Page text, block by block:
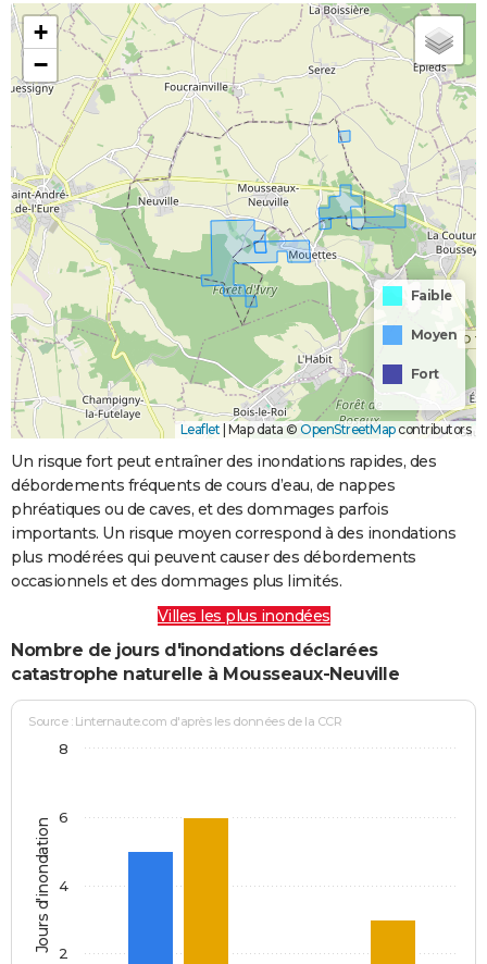
+
−
Faible
Moyen
Fort
Leaflet | Map data © OpenStreetMapcontributors
Un risque fort peut entraîner des inondations rapides, des
débordements fréquents de cours d’eau, de nappes
phréatiques ou de caves, et des dommages parfois
importants. Un risque moyen correspond à des inondations
plus modérées qui peuvent causer des débordements
occasionnels et des dommages plus limités.
Villes les plus inondées
Nombre de jours d'inondations déclarées
catastrophe naturelle à Mousseaux-Neuville
Jours d'inondation
Source : Linternaute.com d'après les données de la CCR
2
4
6
8